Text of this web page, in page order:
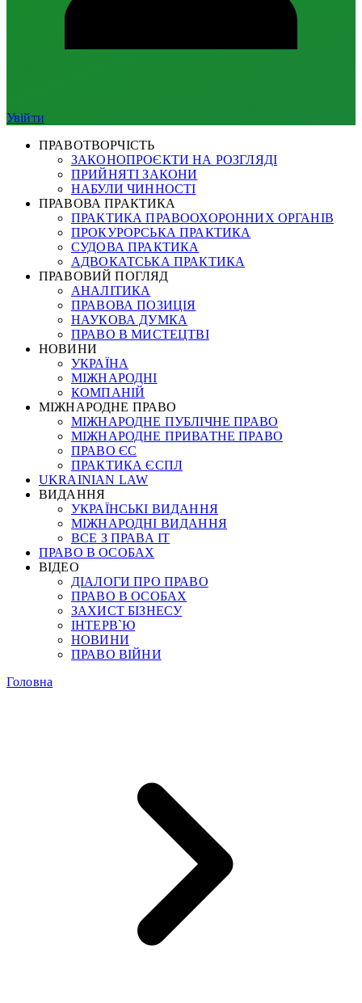
Увійти
ПРАВОТВОРЧІСТЬ
ЗАКОНОПРОЄКТИ НА РОЗГЛЯДІ
ПРИЙНЯТІ ЗАКОНИ
НАБУЛИ ЧИННОСТІ
ПРАВОВА ПРАКТИКА
ПРАКТИКА ПРАВООХОРОННИХ ОРГАНІВ
ПРОКУРОРСЬКА ПРАКТИКА
СУДОВА ПРАКТИКА
АДВОКАТСЬКА ПРАКТИКА
ПРАВОВИЙ ПОГЛЯД
АНАЛІТИКА
ПРАВОВА ПОЗИЦІЯ
НАУКОВА ДУМКА
ПРАВО В МИСТЕЦТВІ
НОВИНИ
УКРАЇНА
МІЖНАРОДНІ
КОМПАНІЙ
МІЖНАРОДНЕ ПРАВО
МІЖНАРОДНЕ ПУБЛІЧНЕ ПРАВО
МІЖНАРОДНЕ ПРИВАТНЕ ПРАВО
ПРАВО ЄС
ПРАКТИКА ЄСПЛ
UKRAINIAN LAW
ВИДАННЯ
УКРАЇНСЬКІ ВИДАННЯ
МІЖНАРОДНІ ВИДАННЯ
ВСЕ З ПРАВА ІТ
ПРАВО В ОСОБАХ
ВІДЕО
ДІАЛОГИ ПРО ПРАВО
ПРАВО В ОСОБАХ
ЗАХИСТ БІЗНЕСУ
ІНТЕРВ`Ю
НОВИНИ
ПРАВО ВІЙНИ
Головна